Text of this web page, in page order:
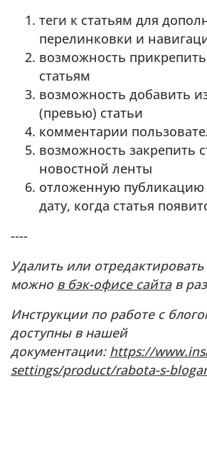
теги к статьям для
перелинковки и
возможность
статьям
возможность добавить
(превью) статьи
комментарии
возможность закрепить
новостной ленты
отложенную публикацию
дату, когда статья
----
Удалить или отредактировать
можно в бэк-офисе сайтав
Инструкции по работе с
доступны в нашей
документации: https://
settings/product/rabota-s-